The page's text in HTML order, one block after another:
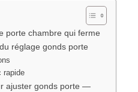
porte chambre qui ferme
réglage gonds porte
rapide
ajuster gonds porte —